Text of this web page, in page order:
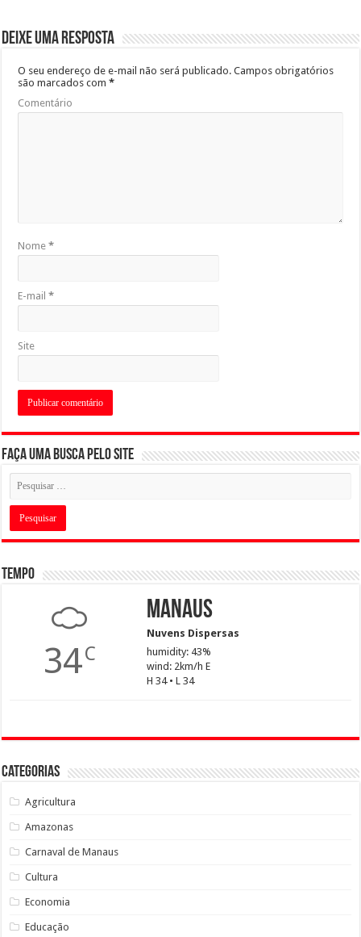
Deixe uma resposta
O seu endereço de e-mail não será publicado. Campos obrigatórios
são marcados com*
Comentário
Nome*
E-mail*
Site
Faça uma busca pelo Site
Tempo
34C
Manaus
Nuvens Dispersas
humidity: 43%
wind: 2km/h E
H 34 • L 34
Categorias
Agricultura
Amazonas
Carnaval de Manaus
Cultura
Economia
Educação